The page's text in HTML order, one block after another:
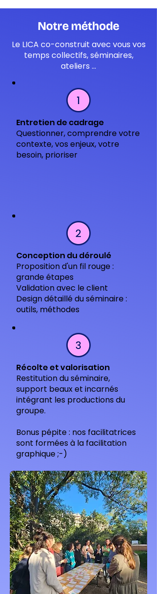
Notre méthode
Le LICA co-construit avec vous vos
temps collectifs, séminaires,
ateliers ...
Entretien de cadrage
Questionner, comprendre votre
contexte, vos enjeux, votre
besoin, prioriser
Conception du déroulé
Proposition d'un fil rouge :
grande étapes
Validation avec le client
Design détaillé du séminaire :
outils, méthodes
Récolte et valorisation
Restitution du séminaire,
support beaux et incarnés
intégrant les productions du
groupe.
Bonus pépite : nos facilitatrices
sont formées à la facilitation
graphique ;-)